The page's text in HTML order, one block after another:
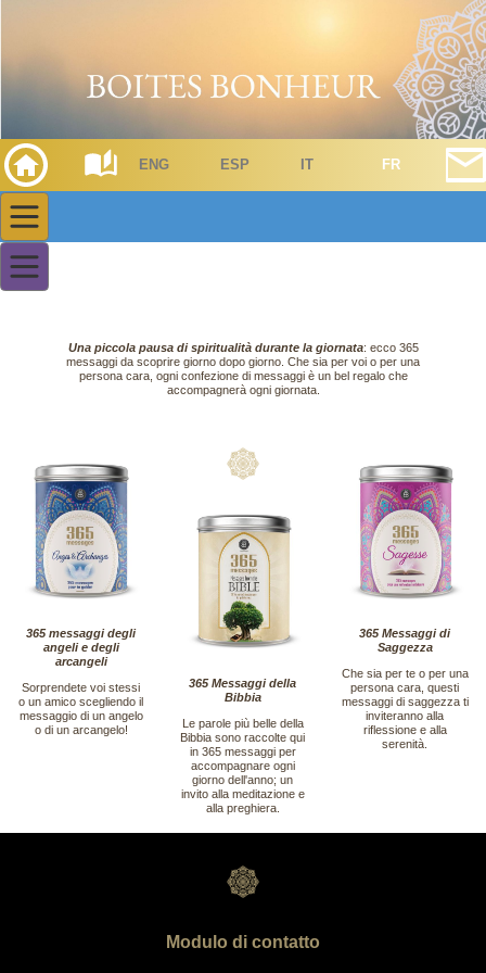
ENG ESP IT FR
Una piccola pausa di spiritualità durante la giornata: ecco 365
messaggi da scoprire giorno dopo giorno. Che sia per voi o per una
persona cara, ogni confezione di messaggi è un bel regalo che
accompagnerà ogni giornata.
365 messaggi degli
angeli e degli
arcangeli
Sorprendete voi stessi
o un amico scegliendo il
messaggio di un angelo
o di un arcangelo!
365 Messaggi della
Bibbia
Le parole più belle della
Bibbia sono raccolte qui
in 365 messaggi per
accompagnare ogni
giorno dell'anno; un
invito alla meditazione e
alla preghiera.
365 Messaggi di
Saggezza
Che sia per te o per una
persona cara, questi
messaggi di saggezza ti
inviteranno alla
riflessione e alla
serenità.
Modulo di contatto